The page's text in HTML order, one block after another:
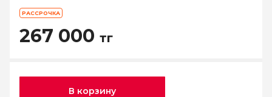
РАССРОЧКА
267 000 тг
В корзину